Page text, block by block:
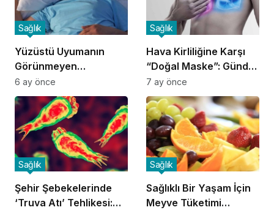
Yüzüstü Uyumanın
Görünmeyen
Tehlikeleri:
Uzmanlardan Ciddi
Uyarılar
Sağlık
6 ay önce
Hava Kirliliğine Karşı
“Doğal Maske”: Günde
4 Porsiyon Meyve
Sağlık
7 ay önce
Şehir Şebekelerinde
‘Truva Atı’ Tehlikesi:
Sağlık
Sağlıklı Bir Yaşam İçin
Meyve Tüketimi
Sağlık